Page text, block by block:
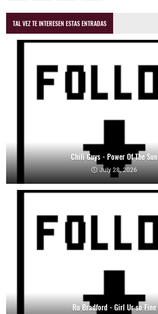
TAL VEZ TE INTERESEN ESTAS ENTRADAS
Chili Guys - Power Of The Sun
July 28, 2026
Ru Bradford - Girl Ur so Fine